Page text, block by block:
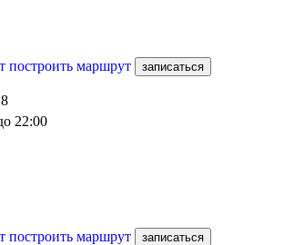
построить маршрут записаться
22:00
построить маршрут записаться